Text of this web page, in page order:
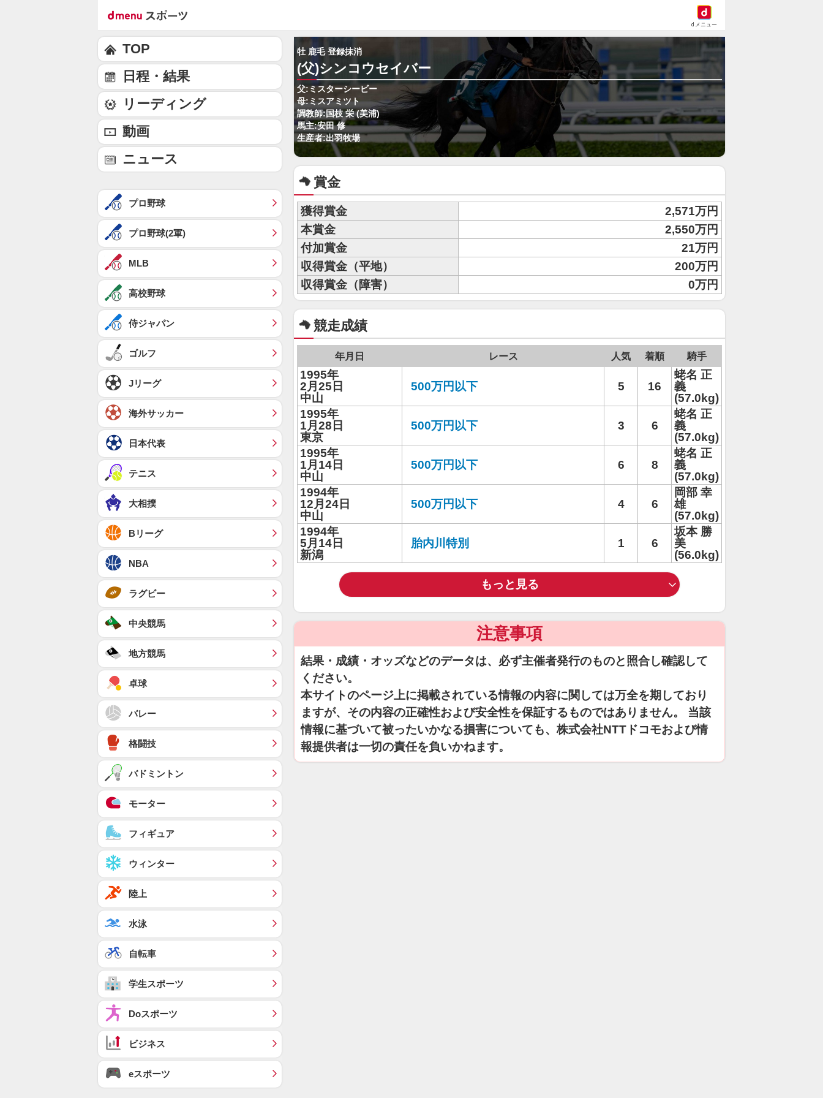
dメニュー
牡 鹿毛 登録抹消
(父)シンコウセイバー
父:ミスターシービー
母:ミスアミツト
調教師:国枝 栄 (美浦)
馬主:安田 修
生産者:出羽牧場
賞金
獲得賞金
2,571万円
本賞金
2,550万円
付加賞金
21万円
収得賞金（平地）
200万円
収得賞金（障害）
0万円
競走成績
年月日 レース 人気 着順 騎手
1995年
2月25日
中山
500万円以下 5 16
蛯名 正
義
(57.0kg)
1995年
1月28日
東京
500万円以下 3 6
蛯名 正
義
(57.0kg)
1995年
1月14日
中山
500万円以下 6 8
蛯名 正
義
(57.0kg)
1994年
12月24日
中山
500万円以下 4 6
岡部 幸
雄
(57.0kg)
1994年
5月14日
新潟
胎内川特別 1 6
坂本 勝
美
(56.0kg)
もっと見る
注意事項
結果・成績・オッズなどのデータは、必ず主催者発行のものと照合し確認して
ください。
本サイトのページ上に掲載されている情報の内容に関しては万全を期しており
ますが、その内容の正確性および安全性を保証するものではありません。 当該
情報に基づいて被ったいかなる損害についても、株式会社NTTドコモおよび情
報提供者は一切の責任を負いかねます。
TOP
日程・結果
リーディング
動画
ニュース
プロ野球
プロ野球(2軍)
MLB
高校野球
侍ジャパン
ゴルフ
Jリーグ
海外サッカー
日本代表
テニス
大相撲
Bリーグ
NBA
ラグビー
中央競馬
地方競馬
卓球
バレー
格闘技
バドミントン
モーター
フィギュア
ウィンター
陸上
水泳
自転車
学生スポーツ
Doスポーツ
ビジネス
eスポーツ